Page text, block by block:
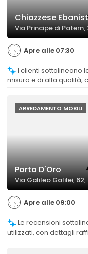
Chiazzese
Via Principe di
Apre alle 07:30
misura e di alta qualità,
ARREDAMENTO MOBILI
Porta D'Oro
Via Galileo Galilei,
Apre alle 09:00
utilizzati, con dettagli